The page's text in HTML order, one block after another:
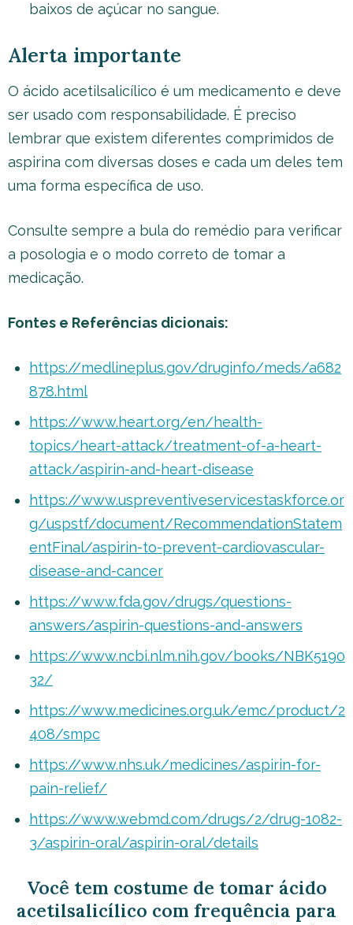
baixos de açúcar no sangue.
Alerta importante
O ácido acetilsalicílico é um medicamento e deve
ser usado com responsabilidade. É preciso
lembrar que existem diferentes comprimidos de
aspirina com diversas doses e cada um deles tem
uma forma específica de uso.
Consulte sempre a bula do remédio para verificar
a posologia e o modo correto de tomar a
medicação.
Fontes e Referências dicionais:
https://medlineplus.gov/druginfo/meds/a682
878.html
https://www.heart.org/en/health-
topics/heart-attack/treatment-of-a-heart-
attack/aspirin-and-heart-disease
https://www.uspreventiveservicestaskforce.or
g/uspstf/document/RecommendationStatem
entFinal/aspirin-to-prevent-cardiovascular-
disease-and-cancer
https://www.fda.gov/drugs/questions-
answers/aspirin-questions-and-answers
https://www.ncbi.nlm.nih.gov/books/NBK5190
32/
https://www.medicines.org.uk/emc/product/2
408/smpc
https://www.nhs.uk/medicines/aspirin-for-
pain-relief/
https://www.webmd.com/drugs/2/drug-1082-
3/aspirin-oral/aspirin-oral/details
Você tem costume de tomar ácido
acetilsalicílico com frequência para